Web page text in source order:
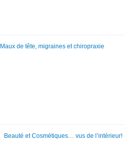
Maux de tête, migraines et chiropraxie
Beauté et Cosmétiques… vus de l’intérieur!